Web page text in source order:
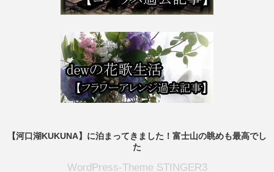
【河口湖KUKUNA】に泊まってきました！富士山の眺めも最高でし
た
WordPress-Theme STINGER3